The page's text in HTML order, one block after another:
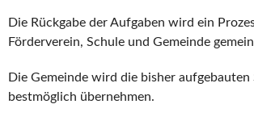
Die Rückgabe der Aufgaben wird ein
Förderverein, Schule und Gemeinde
Die Gemeinde wird die bisher
bestmöglich übernehmen.